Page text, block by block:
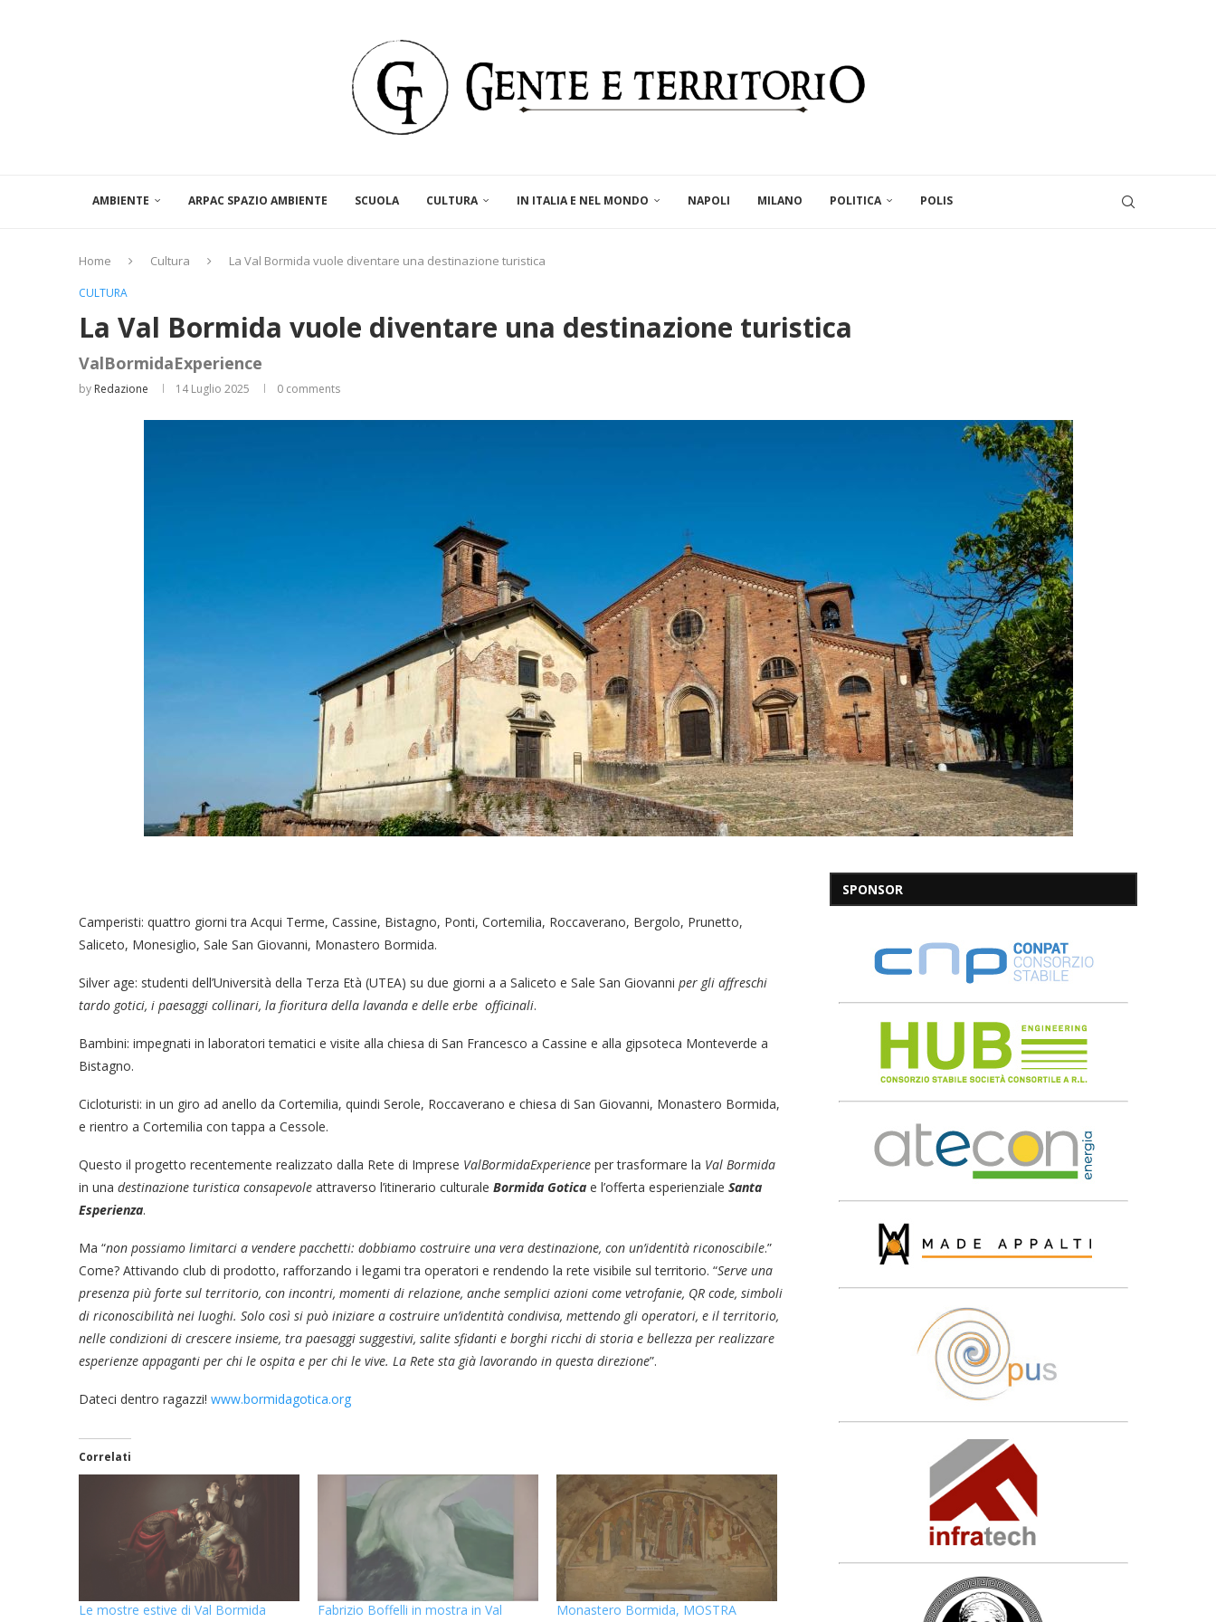
AMBIENTE ARPAC SPAZIO AMBIENTE SCUOLA CULTURA IN ITALIA E NEL MONDO NAPOLI MILANO POLITICA POLIS
Home Cultura La Val Bormida vuole diventare una destinazione turistica
CULTURA
La Val Bormida vuole diventare una destinazione turistica
ValBormidaExperience
by Redazione 14 Luglio 2025 0 comments
Camperisti: quattro giorni tra Acqui Terme, Cassine, Bistagno, Ponti, Cortemilia, Roccaverano, Bergolo, Prunetto,
Saliceto, Monesiglio, Sale San Giovanni, Monastero Bormida.
Silver age: studenti dell’Università della Terza Età (UTEA) su due giorni a a Saliceto e Sale San Giovanni per gli affreschi
tardo gotici, i paesaggi collinari, la fioritura della lavanda e delle erbe officinali.
Bambini: impegnati in laboratori tematici e visite alla chiesa di San Francesco a Cassine e alla gipsoteca Monteverde a
Bistagno.
Cicloturisti: in un giro ad anello da Cortemilia, quindi Serole, Roccaverano e chiesa di San Giovanni, Monastero Bormida,
e rientro a Cortemilia con tappa a Cessole.
Questo il progetto recentemente realizzato dalla Rete di Imprese ValBormidaExperience per trasformare la Val Bormida
in una destinazione turistica consapevole attraverso l’itinerario culturale Bormida Gotica e l’offerta esperienziale Santa
Esperienza.
Ma “non possiamo limitarci a vendere pacchetti: dobbiamo costruire una vera destinazione, con un’identità riconoscibile.”
Come? Attivando club di prodotto, rafforzando i legami tra operatori e rendendo la rete visibile sul territorio. “Serve una
presenza più forte sul territorio, con incontri, momenti di relazione, anche semplici azioni come vetrofanie, QR code, simboli
di riconoscibilità nei luoghi. Solo così si può iniziare a costruire un’identità condivisa, mettendo gli operatori, e il territorio,
nelle condizioni di crescere insieme, tra paesaggi suggestivi, salite sfidanti e borghi ricchi di storia e bellezza per realizzare
esperienze appaganti per chi le ospita e per chi le vive. La Rete sta già lavorando in questa direzione”.
Dateci dentro ragazzi! www.bormidagotica.org
Correlati
Le mostre estive di Val Bormida
Fabrizio Boffelli in mostra in Val
Monastero Bormida, MOSTRA
SPONSOR